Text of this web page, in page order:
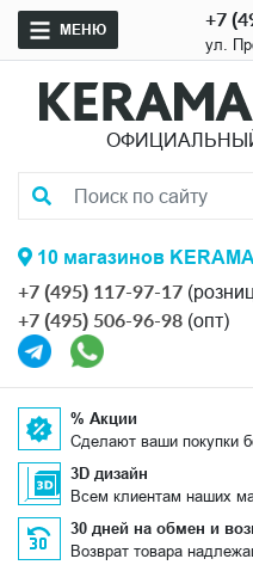
МЕНЮ +7
ул.
10 магазинов
+7 (495) 117-97-17
+7 (495) 506-96-98 (опт)
% Акции
Сделают ваши покупки
3D дизайн
Всем клиентам наших
30 дней на обмен и
Возврат товара